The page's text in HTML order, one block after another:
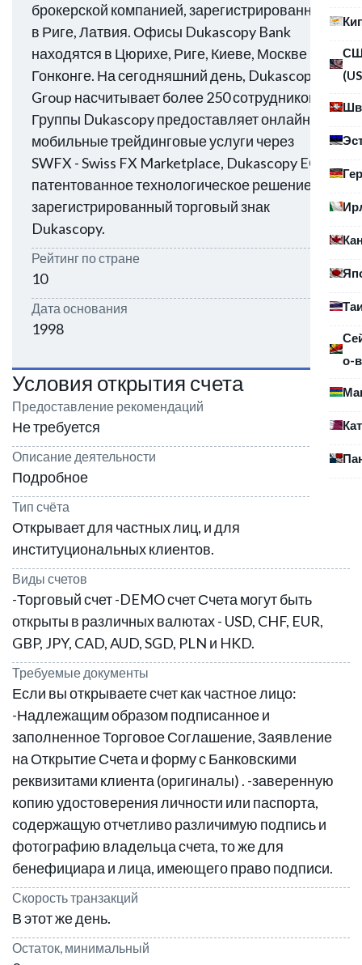
о-
брокерской компанией, зарегистрированной
в Риге, Латвия. Офисы Dukascopy Bank
находятся в Цюрихе, Риге, Киеве, Москве и
Гонконге. На сегодняшний день, Dukascopy
Group насчитывает более 250 сотрудников.
Группы Dukascopy предоставляет онлайн и
мобильные трейдинговые услуги через
SWFX - Swiss FX Marketplace, Dukascopy ECN
патентованное технологическое решение и
зарегистрированный торговый знак
Dukascopy.
Рейтинг по стране
10
Дата основания
1998
Условия открытия счета
Предоставление рекомендаций
Не требуется
Описание деятельности
Подробное
Тип счёта
Открывает для частных лиц, и для
институциональных клиентов.
Виды счетов
-Торговый счет -DEMO счет Счета могут быть
открыты в различных валютах - USD, CHF, EUR,
GBP, JPY, CAD, AUD, SGD, PLN и HKD.
Требуемые документы
Если вы открываете счет как частное лицо:
-Надлежащим образом подписанное и
заполненное Торговое Соглашение, Заявление
на Открытие Счета и форму с Банковскими
реквизитами клиента (оригиналы) . -заверенную
копию удостоверения личности или паспорта,
содержащую отчетливо различимую подпись и
фотографию владельца счета, то же для
бенефициара и лица, имеющего право подписи.
Скорость транзакций
В этот же день.
Остаток, минимальный